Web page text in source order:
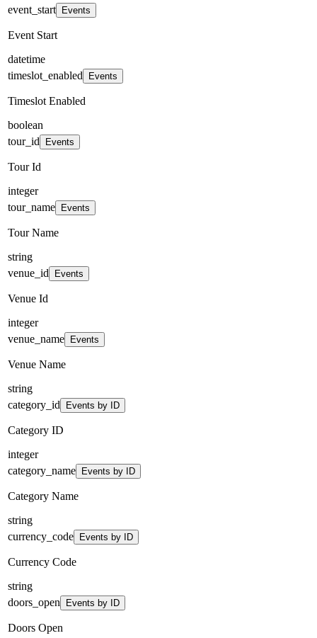
event_start
Events
Event Start
datetime
timeslot_enabled
Events
Timeslot Enabled
boolean
tour_id
Events
Tour Id
integer
tour_name
Events
Tour Name
string
venue_id
Events
Venue Id
integer
venue_name
Events
Venue Name
string
category_id
Events by ID
Category ID
integer
category_name
Events by ID
Category Name
string
currency_code
Events by ID
Currency Code
string
doors_open
Events by ID
Doors Open